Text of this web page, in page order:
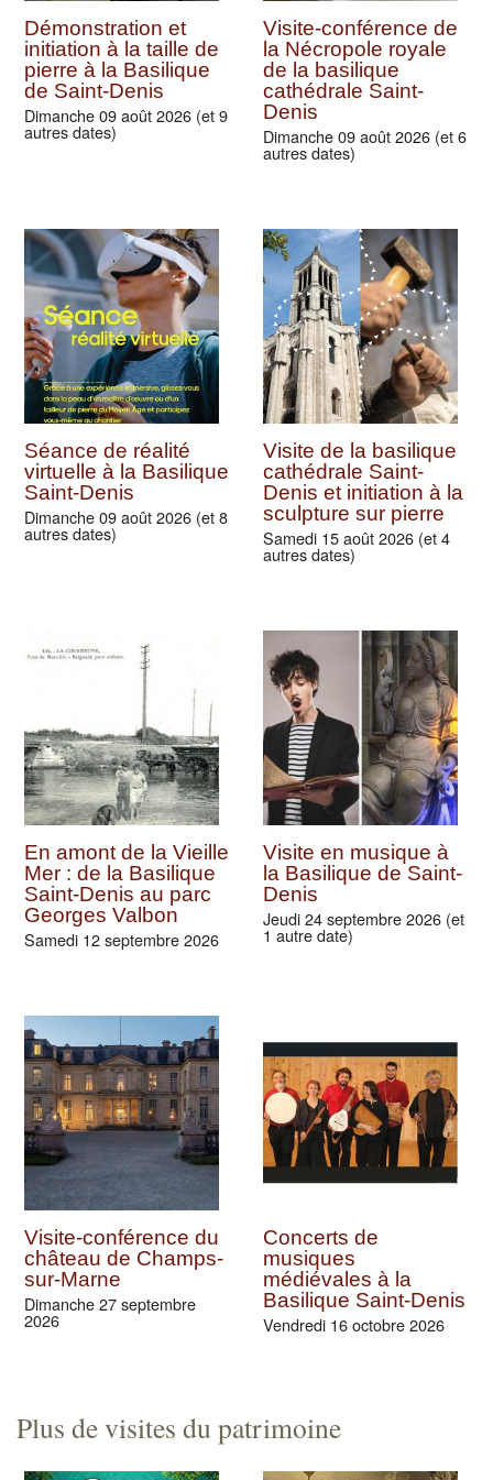
Démonstration et
initiation à la taille de
pierre à la Basilique
de Saint-Denis
Dimanche 09 août 2026 (et 9
autres dates)
Visite-conférence de
la Nécropole royale
de la basilique
cathédrale Saint-
Denis
Dimanche 09 août 2026 (et 6
autres dates)
Séance de réalité
virtuelle à la Basilique
Saint-Denis
Dimanche 09 août 2026 (et 8
autres dates)
Visite de la basilique
cathédrale Saint-
Denis et initiation à la
sculpture sur pierre
Samedi 15 août 2026 (et 4
autres dates)
En amont de la Vieille
Mer : de la Basilique
Saint-Denis au parc
Georges Valbon
Samedi 12 septembre 2026
Visite en musique à
la Basilique de Saint-
Denis
Jeudi 24 septembre 2026 (et
1 autre date)
Visite-conférence du
château de Champs-
sur-Marne
Dimanche 27 septembre
2026
Concerts de
musiques
médiévales à la
Basilique Saint-Denis
Vendredi 16 octobre 2026
Plus de visites du patrimoine